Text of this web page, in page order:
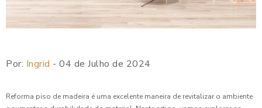
Por: Ingrid - 04 de Julho de 2024
Reforma piso de madeira é uma excelente maneira de revitalizar o ambiente